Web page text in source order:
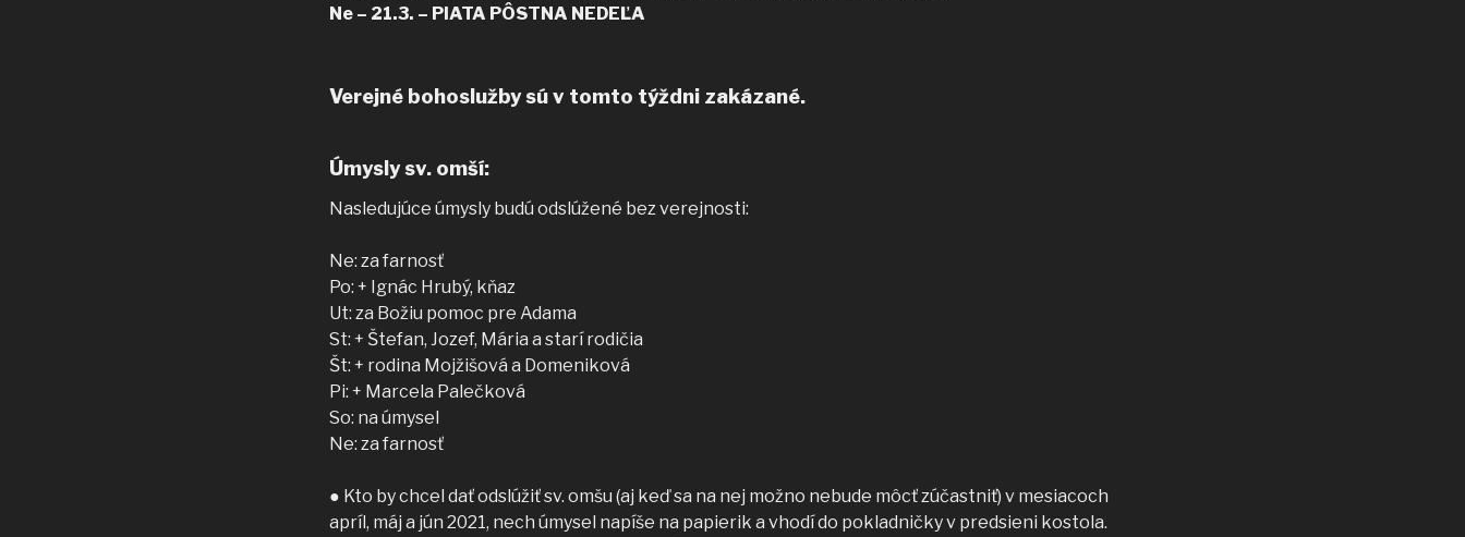
Ne – 21.3. – PIATA PÔSTNA NEDEĽA
Verejné bohoslužby sú v tomto týždni zakázané.
Úmysly sv. omší:
Nasledujúce úmysly budú odslúžené bez verejnosti:
Ne: za farnosť
Po: + Ignác Hrubý, kňaz
Ut: za Božiu pomoc pre Adama
St: + Štefan, Jozef, Mária a starí rodičia
Št: + rodina Mojžišová a Domeniková
Pi: + Marcela Palečková
So: na úmysel
Ne: za farnosť
● Kto by chcel dať odslúžiť sv. omšu (aj keď sa na nej možno nebude môcť zúčastniť) v mesiacoch
apríl, máj a jún 2021, nech úmysel napíše na papierik a vhodí do pokladničky v predsieni kostola.